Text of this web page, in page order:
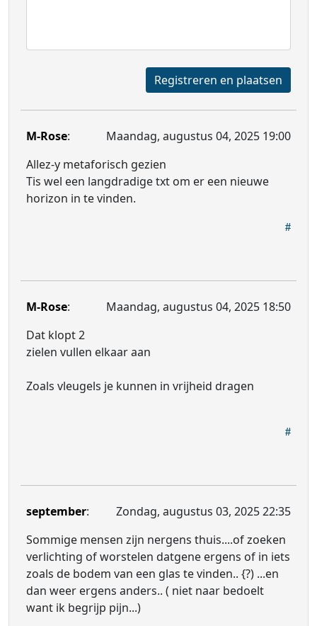
Registreren en plaatsen
M-Rose:
Maandag, augustus 04, 2025 19:00
Allez-y metaforisch gezien
Tis wel een langdradige txt om er een nieuwe
horizon in te vinden.
M-Rose:
Maandag, augustus 04, 2025 18:50
Dat klopt 2
zielen vullen elkaar aan
Zoals vleugels je kunnen in vrijheid dragen
september:
Zondag, augustus 03, 2025 22:35
Sommige mensen zijn nergens thuis....of zoeken
verlichting of worstelen datgene ergens of in iets
zoals de bodem van een glas te vinden.. {?) ...en
dan weer ergens anders.. ( niet naar bedoelt
want ik begrijp pijn...)